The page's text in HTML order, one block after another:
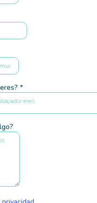
*
eres.